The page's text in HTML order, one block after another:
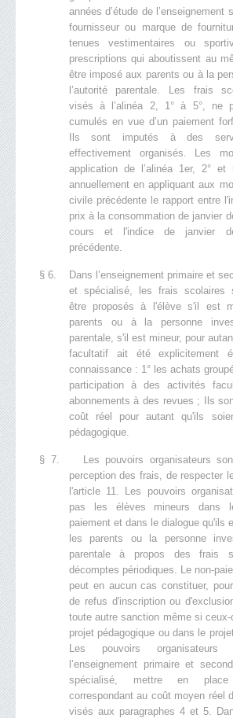
années d’étude de l’enseignement
fournisseur ou marque de
tenues vestimentaires ou
prescriptions qui aboutissent au
être imposé aux parents ou à la
l’autorité parentale. Les frais
visés à l’alinéa 2, 1° à 5°, ne
cumulés en vue d’un paiement
Ils sont imputés à des
effectivement organisés. Les
application de l’alinéa 1er, 2° et
annuellement en appliquant aux
civile précédente le rapport entre
prix à la consommation de janvier
cours et l'indice de janvier
précédente.
§ 6. Dans l’enseignement primaire et
et spécialisé, les frais scolaires
être proposés à l'élève s'il est
parents ou à la personne
parentale, s'il est mineur, pour
facultatif ait été explicitement
connaissance : 1° les achats
participation à des activités
abonnements à des revues ; Ils
coût réel pour autant qu'ils
pédagogique.
§ 7. Les pouvoirs organisateurs
perception des frais, de respecter
l'article 11. Les pouvoirs
pas les élèves mineurs dans
paiement et dans le dialogue qu'ils
les parents ou la personne
parentale à propos des frais
décomptes périodiques. Le non-
peut en aucun cas constituer,
de refus d'inscription ou
toute autre sanction même si
projet pédagogique ou dans le
Les pouvoirs organisateurs
l’enseignement primaire et
spécialisé, mettre en
correspondant au coût moyen réel
visés aux paragraphes 4 et 5.